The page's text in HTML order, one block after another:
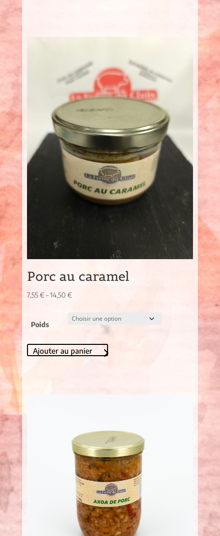
Porc au caramel
7,55€–14,50 €
Poids
Ajouter au panier